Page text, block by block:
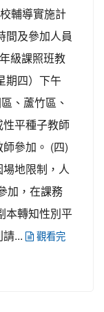
輔導實施計
間及參加人員
級課照班教
期四）下午
、蘆竹區、
平種子教師
參加。 (四)
地限制，人
加，在課務
本轉知性別平
...
觀看完